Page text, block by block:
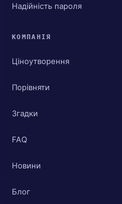
Надійність пароля
КОМПАНІЯ
Ціноутворення
Порівняти
Згадки
FAQ
Новини
Блог